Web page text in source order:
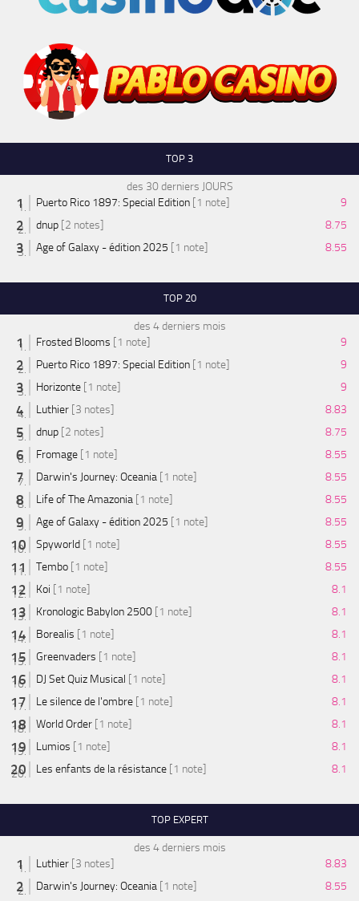
TOP 3
des 30 derniers JOURS
Puerto Rico 1897: Special Edition [1 note]
9
dnup [2 notes]
8.75
Age of Galaxy - édition 2025 [1 note] 8.55
TOP 20
des 4 derniers mois
Frosted Blooms [1 note]
9
Puerto Rico 1897: Special Edition [1 note]
9
Horizonte [1 note]
9
Luthier [3 notes]
8.83
dnup [2 notes]
8.75
Fromage [1 note]
8.55
Darwin's Journey: Oceania [1 note]
8.55
Life of The Amazonia [1 note]
8.55
Age of Galaxy - édition 2025 [1 note]
8.55
Spyworld [1 note]
8.55
Tembo [1 note]
8.55
Koi [1 note]
8.1
Kronologic Babylon 2500 [1 note]
8.1
Borealis [1 note]
8.1
Greenvaders [1 note]
8.1
DJ Set Quiz Musical [1 note]
8.1
Le silence de l'ombre [1 note]
8.1
World Order [1 note]
8.1
Lumios [1 note]
8.1
Les enfants de la résistance [1 note] 8.1
TOP EXPERT
des 4 derniers mois
Luthier [3 notes]
8.83
Darwin's Journey: Oceania [1 note]
8.55